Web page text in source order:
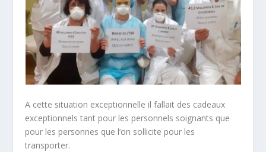
A cette situation exceptionnelle il fallait des cadeaux
exceptionnels tant pour les personnels soignants que
pour les personnes que l’on sollicite pour les
transporter.